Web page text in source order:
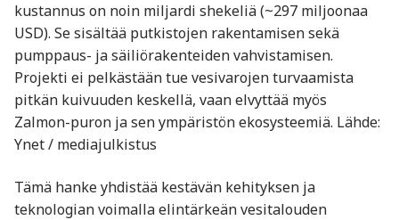
kustannus on noin miljardi shekeliä (~297 miljoonaa
USD). Se sisältää putkistojen rakentamisen sekä
pumppaus- ja säiliörakenteiden vahvistamisen.
Projekti ei pelkästään tue vesivarojen turvaamista
pitkän kuivuuden keskellä, vaan elvyttää myös
Zalmon-puron ja sen ympäristön ekosysteemiä. Lähde:
Ynet / mediajulkistus
Tämä hanke yhdistää kestävän kehityksen ja
teknologian voimalla elintärkeän vesitalouden